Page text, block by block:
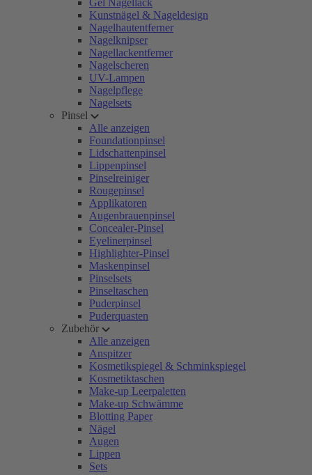
Gel Nagellack
Kunstnägel & Nageldesign
Nagelhautentferner
Nagelknipser
Nagellackentferner
Nagelscheren
UV-Lampen
Nagelpflege
Nagelsets
Pinsel
Alle anzeigen
Foundationpinsel
Lidschattenpinsel
Lippenpinsel
Pinselreiniger
Rougepinsel
Applikatoren
Augenbrauenpinsel
Concealer-Pinsel
Eyelinerpinsel
Highlighter-Pinsel
Maskenpinsel
Pinselsets
Pinseltaschen
Puderpinsel
Puderquasten
Zubehör
Alle anzeigen
Anspitzer
Kosmetikspiegel & Schminkspiegel
Kosmetiktaschen
Make-up Leerpaletten
Make-up Schwämme
Blotting Paper
Nägel
Augen
Lippen
Sets